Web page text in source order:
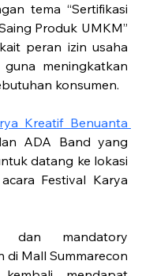
tema “Sertifikasi
Produk UMKM”
peran izin usaha
meningkatkan
konsumen.
ADA Band yang
datang ke lokasi
Festival Karya
dan mandatory
di Mall Summarecon